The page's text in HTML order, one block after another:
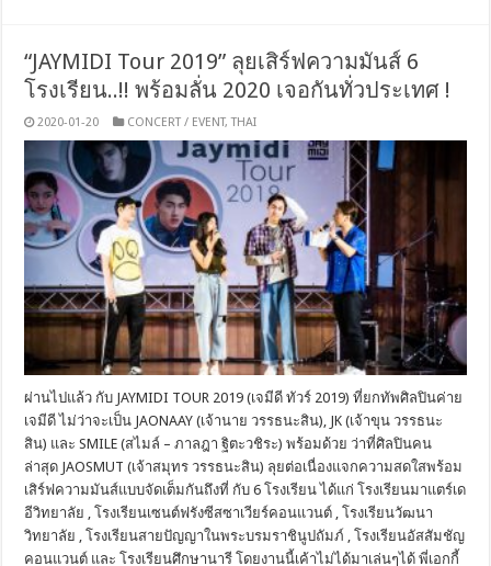
“JAYMIDI Tour 2019” ลุยเสิร์ฟความมันส์ 6
โรงเรียน..!! พร้อมลั่น 2020 เจอกันทั่วประเทศ !
2020-01-20 CONCERT / EVENT,THAI
ผ่านไปแล้ว กับ JAYMIDI TOUR 2019 (เจมีดี ทัวร์ 2019) ที่ยกทัพศิลปินค่าย
เจมีดี ไม่ว่าจะเป็น JAONAAY (เจ้านาย วรรธนะสิน), JK (เจ้าขุน วรรธนะ
สิน) และ SMILE (สไมล์ – ภาลฎา ฐิตะวชิระ) พร้อมด้วย ว่าที่ศิลปินคน
ล่าสุด JAOSMUT (เจ้าสมุทร วรรธนะสิน) ลุยต่อเนื่องแจกความสดใสพร้อม
เสิร์ฟความมันส์แบบจัดเต็มกันถึงที่ กับ 6 โรงเรียน ได้แก่ โรงเรียนมาแตร์เด
อีวิทยาลัย , โรงเรียนเซนต์ฟรังซีสซาเวียร์คอนแวนต์ , โรงเรียนวัฒนา
วิทยาลัย , โรงเรียนสายปัญญาในพระบรมราชินูปถัมภ์ , โรงเรียนอัสสัมชัญ
คอนแวนต์ และ โรงเรียนศึกษานารี โดยงานนี้เค้าไม่ได้มาเล่นๆได้ พี่เอกกี้